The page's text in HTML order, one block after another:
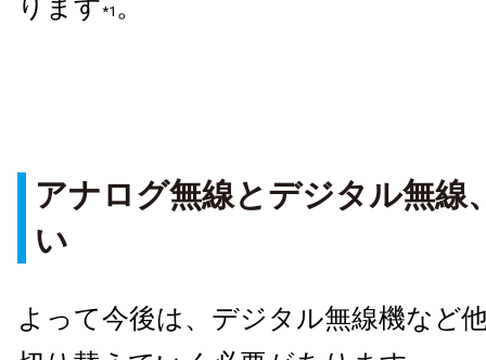
ります*1 。
アナログ無線とデジタル無線
い
よって今後は、デジタル無線機など